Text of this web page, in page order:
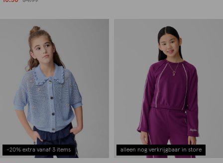
-20% extra vanaf 3 items alleen nog verkrijgbaar in store